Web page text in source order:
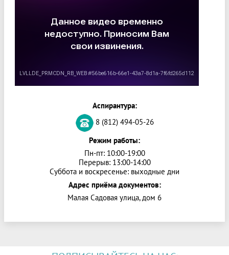
Аспирантура:
8 (812) 494-05-26
Режим работы:
Пн-пт: 10:00-19:00
Перерыв: 13:00-14:00
Суббота и воскресенье: выходные дни
Адрес приёма документов:
Малая Садовая улица, дом 6